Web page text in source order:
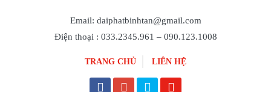
Email: daiphatbinhtan@gmail.com
Điện thoại : 033.2345.961 – 090.123.1008
TRANG CHỦ LIÊN HỆ